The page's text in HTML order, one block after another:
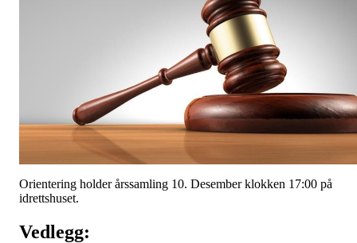
Orientering holder årssamling 10. Desember klokken 17:00 på
idrettshuset.
Vedlegg: